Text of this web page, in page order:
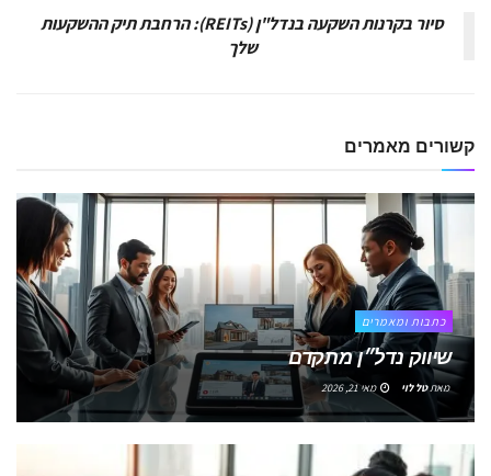
סיור בקרנות השקעה בנדל"ן (REITs): הרחבת תיק ההשקעות
שלך
קשורים מאמרים
כתבות ומאמרים
שיווק נדל״ן מתקדם
מאתטל לוי מאי 21, 2026